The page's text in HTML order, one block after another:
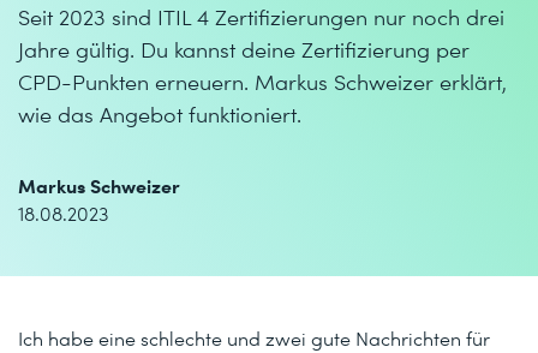
Seit 2023 sind ITIL 4 Zertifizierungen nur noch drei
Jahre gültig. Du kannst deine Zertifizierung per
CPD-Punkten erneuern. Markus Schweizer erklärt,
wie das Angebot funktioniert.
Markus Schweizer
18.08.2023
Ich habe eine schlechte und zwei gute Nachrichten für